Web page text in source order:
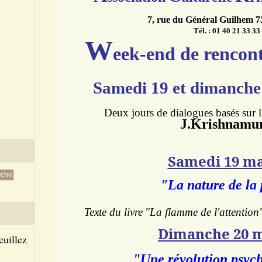
7, rue du Général Guilhem
Tél. : 01 40 21 33 33
Week-end de
Samedi 19 et
Deux jours de dialogues basés sur
Samedi 19
"La nature de la
Texte du livre "La flamme de
Dimanche 20